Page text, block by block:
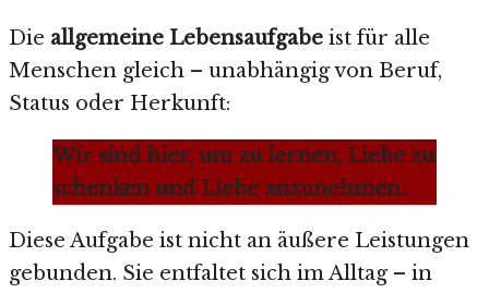
Die allgemeine Lebensaufgabe ist für alle
Menschen gleich – unabhängig von Beruf,
Status oder Herkunft:
Wir sind hier, um zu lernen, Liebe zu
schenken und Liebe anzunehmen.
Diese Aufgabe ist nicht an äußere Leistungen
gebunden. Sie entfaltet sich im Alltag – in